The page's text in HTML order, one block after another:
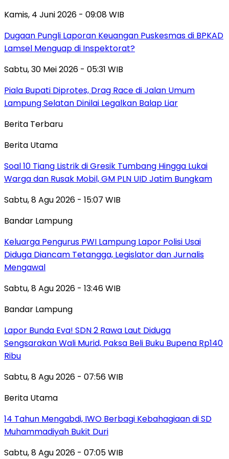
Kamis, 4 Juni 2026 - 09:08 WIB
Dugaan Pungli Laporan Keuangan Puskesmas di BPKAD
Lamsel Menguap di Inspektorat?
Sabtu, 30 Mei 2026 - 05:31 WIB
Piala Bupati Diprotes, Drag Race di Jalan Umum
Lampung Selatan Dinilai Legalkan Balap Liar
Berita Terbaru
Berita Utama
Soal 10 Tiang Listrik di Gresik Tumbang Hingga Lukai
Warga dan Rusak Mobil, GM PLN UID Jatim Bungkam
Sabtu, 8 Agu 2026 - 15:07 WIB
Bandar Lampung
Keluarga Pengurus PWI Lampung Lapor Polisi Usai
Diduga Diancam Tetangga, Legislator dan Jurnalis
Mengawal
Sabtu, 8 Agu 2026 - 13:46 WIB
Bandar Lampung
Lapor Bunda Eva! SDN 2 Rawa Laut Diduga
Sengsarakan Wali Murid, Paksa Beli Buku Bupena Rp140
Ribu
Sabtu, 8 Agu 2026 - 07:56 WIB
Berita Utama
14 Tahun Mengabdi, IWO Berbagi Kebahagiaan di SD
Muhammadiyah Bukit Duri
Sabtu, 8 Agu 2026 - 07:05 WIB